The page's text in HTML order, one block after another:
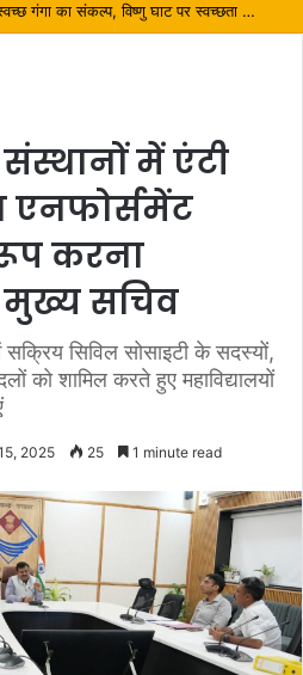
फेयर (TTF) में प्रतिभाग
में एंटी
एनफोर्समेंट
करना
मुख्य सचिव
सिविल सोसाइटी के सदस्यों,
को शामिल करते हुए महाविद्यालयों
2025 25 1 minute read